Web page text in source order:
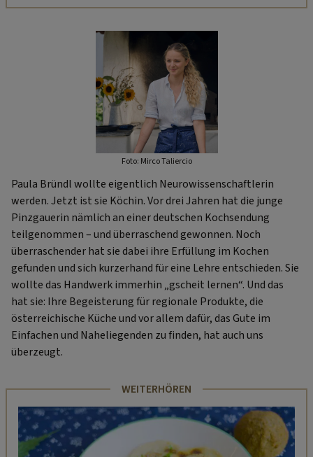
Foto: Mirco Taliercio
Paula Bründl wollte eigentlich Neurowissenschaftlerin
werden. Jetzt ist sie Köchin. Vor drei Jahren hat die junge
Pinzgauerin nämlich an einer deutschen Kochsendung
teilgenommen – und überraschend gewonnen. Noch
überraschender hat sie dabei ihre Erfüllung im Kochen
gefunden und sich kurzerhand für eine Lehre entschieden. Sie
wollte das Handwerk immerhin „gscheit lernen“. Und das
hat sie: Ihre Begeisterung für regionale Produkte, die
österreichische Küche und vor allem dafür, das Gute im
Einfachen und Naheliegenden zu finden, hat auch uns
überzeugt.
WEITERHÖREN